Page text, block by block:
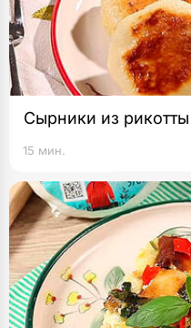
Сырники из рикотты
15 мин.